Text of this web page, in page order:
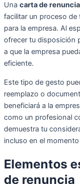
Una carta de
facilitar un proceso
para la empresa. Al
ofrecer tu disposición
a que la empresa
eficiente.
Este tipo de gesto
reemplazo o
beneficiará a la
como un profesional
demuestra tu
incluso en el
Elementos
de renuncia